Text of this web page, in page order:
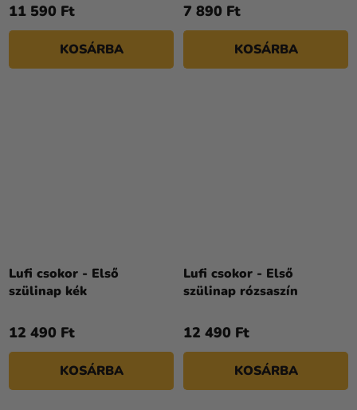
11 590 Ft
KOSÁRBA
7 890 Ft
KOSÁRBA
Lufi csokor - Első
szülinap kék
12 490 Ft
KOSÁRBA
Lufi csokor - Első
szülinap rózsaszín
12 490 Ft
KOSÁRBA